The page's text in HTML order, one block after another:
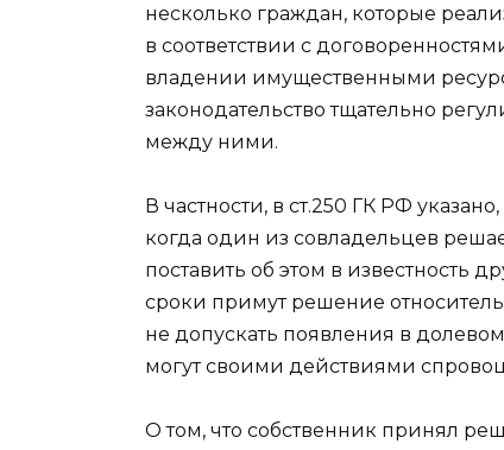
несколько граждан, которые
в соответствии с
владении имущественными
законодательство тщательно
между ними.
В частности, в ст.250 ГК РФ
когда один из совладельцев
поставить об этом в известность
сроки примут решение
не допускать появления в
могут своими действиями
О том, что собственник принял